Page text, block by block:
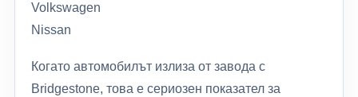
Volkswagen
Nissan
Когато автомобилът излиза от завода с
Bridgestone, това е сериозен показател за